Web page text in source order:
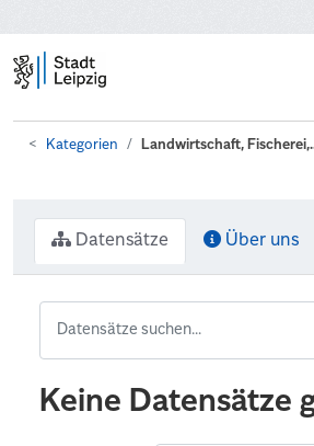
Kategorien Landwirtschaft,
Datensätze Über uns
Keine Datensätze